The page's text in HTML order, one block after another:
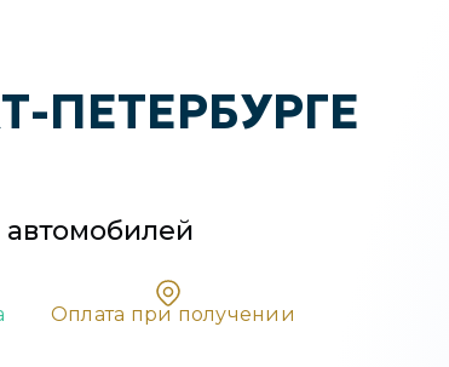
ПЕТЕРБУРГЕ
автомобилей
Oплата при получении